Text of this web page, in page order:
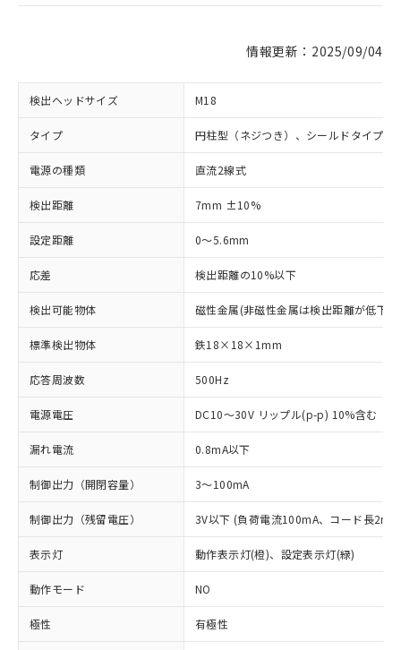
情報更新：2025/09/04
検出ヘッドサイズ M18
タイプ 円柱型（ネジつき）、シールドタイプ
電源の種類 直流2線式
検出距離 7mm ±10%
設定距離 0～5.6mm
応差 検出距離の10%以下
検出可能物体 磁性金属(非磁性金属は検出距離が低下
標準検出物体 鉄18×18×1mm
応答周波数 500Hz
電源電圧 DC10～30V リップル(p-p) 10%含む
漏れ電流 0.8mA以下
制御出力（開閉容量） 3～100mA
制御出力（残留電圧） 3V以下 (負荷電流100mA、コード長2m
表示灯 動作表示灯(橙)、設定表示灯(緑)
動作モード NO
極性 有極性